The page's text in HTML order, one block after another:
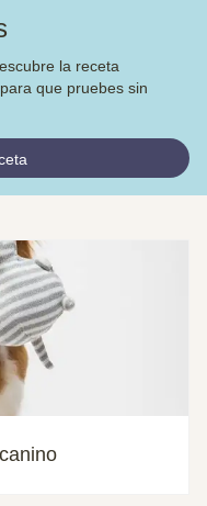
la receta
que pruebes sin